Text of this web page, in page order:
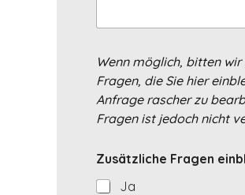
Wenn möglich, bitten
Fragen, die Sie hier
Anfrage rascher zu
Fragen ist jedoch nicht
Zusätzliche Fragen
Ja